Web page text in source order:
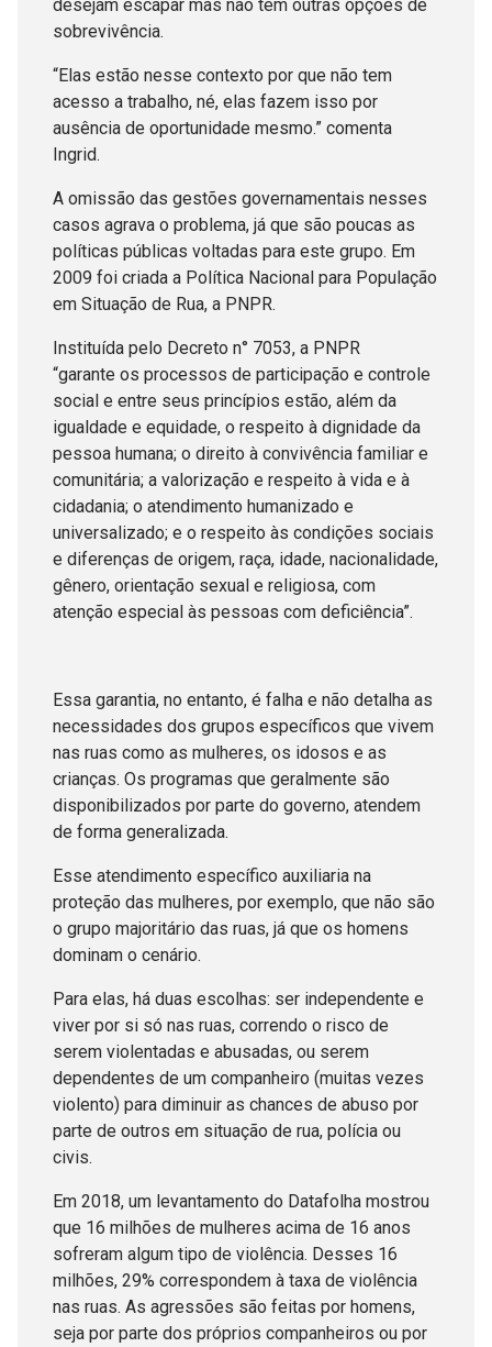
desejam escapar mas não têm outras opções de
sobrevivência.
“Elas estão nesse contexto por que não tem
acesso a trabalho, né, elas fazem isso por
ausência de oportunidade mesmo.” comenta
Ingrid.
A omissão das gestões governamentais nesses
casos agrava o problema, já que são poucas as
políticas públicas voltadas para este grupo. Em
2009 foi criada a Política Nacional para População
em Situação de Rua, a PNPR.
Instituída pelo Decreto n° 7053, a PNPR
“garante os processos de participação e controle
social e entre seus princípios estão, além da
igualdade e equidade, o respeito à dignidade da
pessoa humana; o direito à convivência familiar e
comunitária; a valorização e respeito à vida e à
cidadania; o atendimento humanizado e
universalizado; e o respeito às condições sociais
e diferenças de origem, raça, idade, nacionalidade,
gênero, orientação sexual e religiosa, com
atenção especial às pessoas com deficiência”.
Essa garantia, no entanto, é falha e não detalha as
necessidades dos grupos específicos que vivem
nas ruas como as mulheres, os idosos e as
crianças. Os programas que geralmente são
disponibilizados por parte do governo, atendem
de forma generalizada.
Esse atendimento específico auxiliaria na
proteção das mulheres, por exemplo, que não são
o grupo majoritário das ruas, já que os homens
dominam o cenário.
Para elas, há duas escolhas: ser independente e
viver por si só nas ruas, correndo o risco de
serem violentadas e abusadas, ou serem
dependentes de um companheiro (muitas vezes
violento) para diminuir as chances de abuso por
parte de outros em situação de rua, polícia ou
civis.
Em 2018, um levantamento do Datafolha mostrou
que 16 milhões de mulheres acima de 16 anos
sofreram algum tipo de violência. Desses 16
milhões, 29% correspondem à taxa de violência
nas ruas. As agressões são feitas por homens,
seja por parte dos próprios companheiros ou por